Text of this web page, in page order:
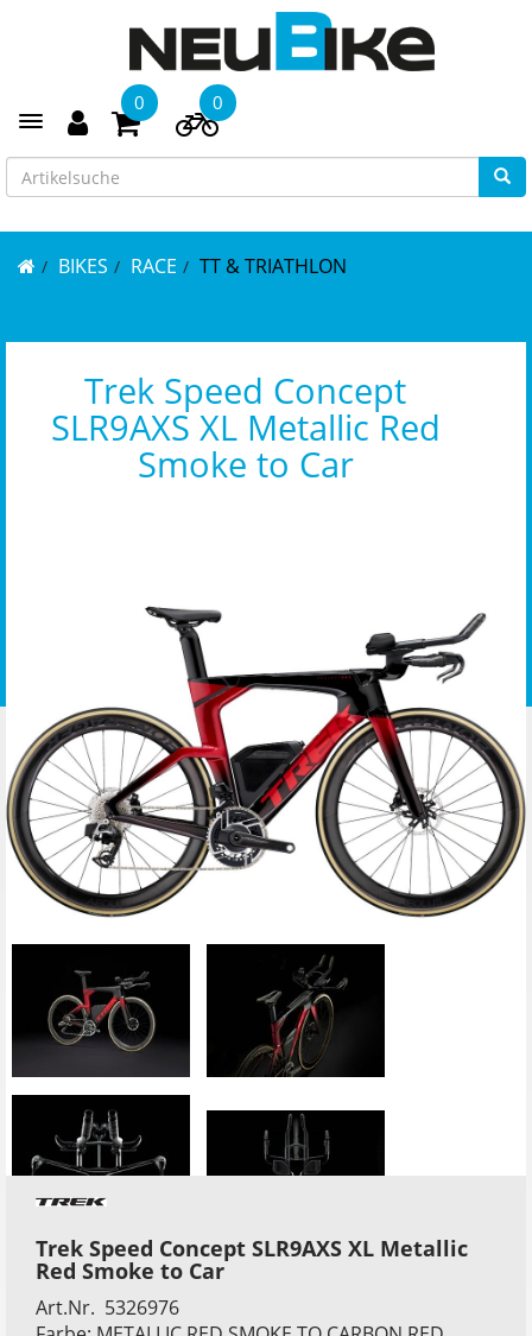
Toggle navigation
0 0
BIKES RACE TT & TRIATHLON
Trek Speed Concept
SLR9AXS XL Metallic Red
Smoke to Car
Trek Speed Concept SLR9AXS XL Metallic
Red Smoke to Car
Art.Nr. 5326976